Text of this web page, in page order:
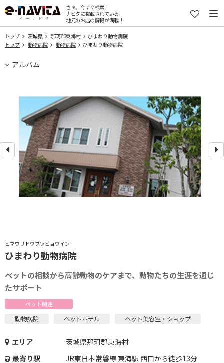
さぁ、今すぐ検索！
ナビタに掲載されている
地元のお店の情報が満載！
トップ 茨城県 那珂郡東海村
ひまわり動物病院
トップ
動物病院 動物病院 ひまわり動物病院
アルバム
ヒマワリドウブツビョウイン
ひまわり動物病院
ペットの相談から高齢動物のケアまで、動物たちの生涯を通じ
たサポート
ペット関連
動物病院 ペットホテル ペット美容室・ショップ
エリア
茨城県那珂郡東海村
最寄り駅
JR東日本常磐線 東海駅 西口から徒歩13分